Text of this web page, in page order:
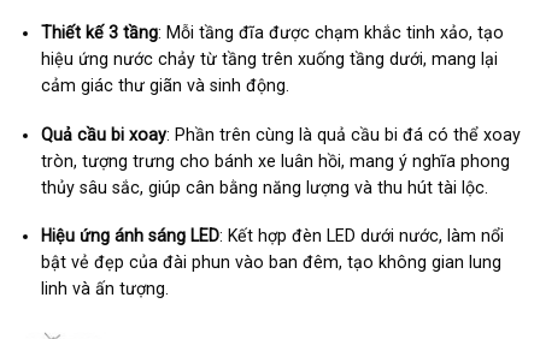
Thiết kế 3 tầng: Mỗi tầng đĩa được chạm khắc tinh xảo, tạo
hiệu ứng nước chảy từ tầng trên xuống tầng dưới, mang lại
cảm giác thư giãn và sinh động.
Quả cầu bi xoay: Phần trên cùng là quả cầu bi đá có thể xoay
tròn, tượng trưng cho bánh xe luân hồi, mang ý nghĩa phong
thủy sâu sắc, giúp cân bằng năng lượng và thu hút tài lộc.
Hiệu ứng ánh sáng LED: Kết hợp đèn LED dưới nước, làm nổi
bật vẻ đẹp của đài phun vào ban đêm, tạo không gian lung
linh và ấn tượng.